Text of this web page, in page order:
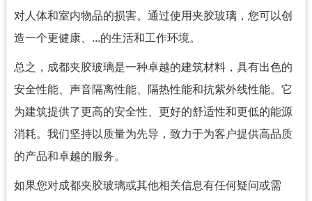
对人体和室内物品的损害。通过使用夹胶玻璃，您可以创
造一个更健康、...的生活和工作环境。
总之，成都夹胶玻璃是一种卓越的建筑材料，具有出色的
安全性能、声音隔离性能、隔热性能和抗紫外线性能。它
为建筑提供了更高的安全性、更好的舒适性和更低的能源
消耗。我们坚持以质量为先导，致力于为客户提供高品质
的产品和卓越的服务。
如果您对成都夹胶玻璃或其他相关信息有任何疑问或需